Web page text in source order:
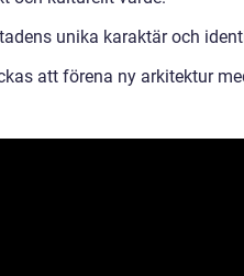
unika karaktär och
att förena ny arkitektur